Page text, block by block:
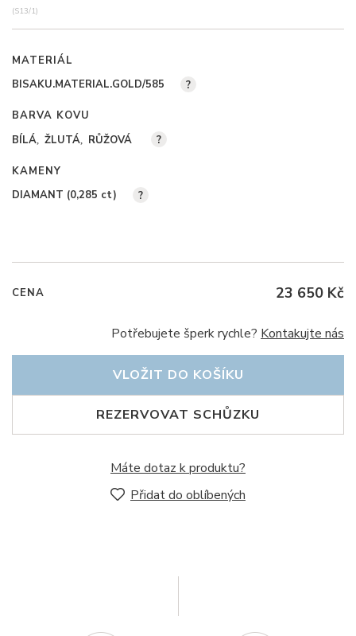
(S13/1)
MATERIÁL
BISAKU.MATERIAL.GOLD/585
?
BARVA KOVU
BÍLÁ ŽLUTÁ RŮŽOVÁ ?
KAMENY
DIAMANT (0,285 ct) ?
CENA 23 650 Kč
Potřebujete šperk rychle? Kontakujte nás
REZERVOVAT SCHŮZKU
VLOŽIT DO KOŠÍKU
Máte dotaz k produktu?
Přidat do oblíbených